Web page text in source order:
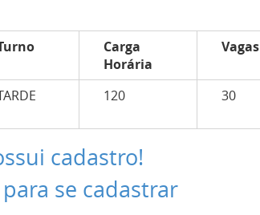
Carga
Horária
Vagas
120 30
cadastro!
se cadastrar